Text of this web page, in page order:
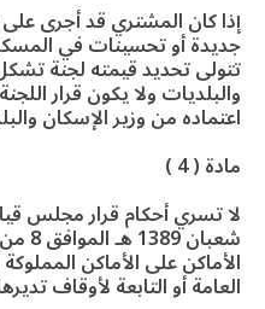
إذا كان المشتري قد أجرى
جديدة أو تحسينات في
تتولى تحديد قيمته لجنة
والبلديات ولا يكون قرار
اعتماده من وزير الإسكان
مادة ( 4 )
الأماكن على الأماكن المملوكة
العامة أو التابعة لأوقاف